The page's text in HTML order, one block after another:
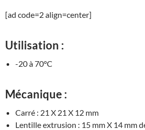
[ad code=2 align=center]
Utilisation :
-20 à 70°C
Mécanique :
Carré : 21 X 21 X 12 mm
Lentille extrusion : 15 mm X 14 mm